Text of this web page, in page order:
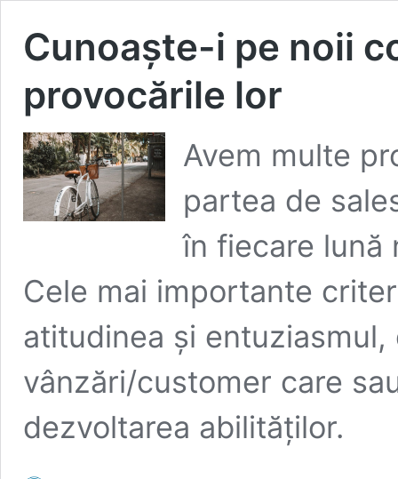
Cunoaște-i pe noii
provocările lor
Avem multe
partea de
în fiecare lună
Cele mai importante
atitudinea și
vânzări/customer care
dezvoltarea abilităților.